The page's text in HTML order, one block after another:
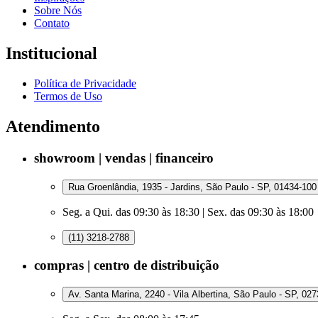
Sobre Nós
Contato
Institucional
Política de Privacidade
Termos de Uso
Atendimento
showroom | vendas | financeiro
Rua Groenlândia, 1935 - Jardins, São Paulo - SP, 01434-100
Seg. a Qui. das 09:30 às 18:30 | Sex. das 09:30 às 18:00
(11) 3218-2788
compras | centro de distribuição
Av. Santa Marina, 2240 - Vila Albertina, São Paulo - SP,